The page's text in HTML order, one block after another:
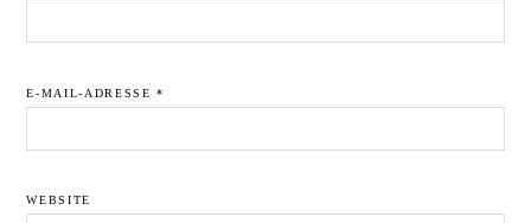
E-MAIL-ADRESSE*
WEBSITE